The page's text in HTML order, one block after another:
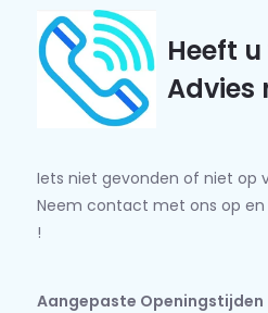
Heeft
Advies
Iets niet gevonden of niet op
Neem contact met ons op en
!
Aangepaste Openingstijden